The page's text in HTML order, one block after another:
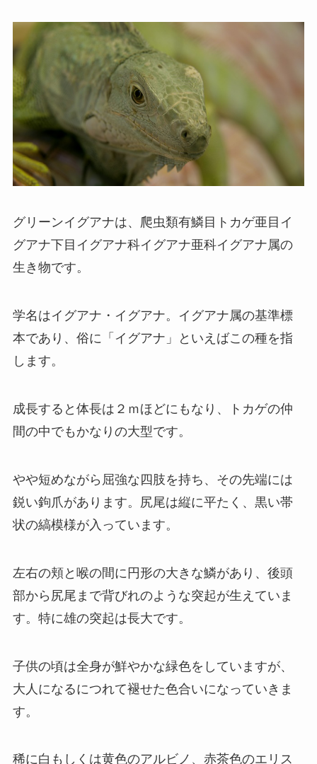
グリーンイグアナは、爬虫類有鱗目トカゲ亜目イ
グアナ下目イグアナ科イグアナ亜科イグアナ属の
生き物です。
学名はイグアナ・イグアナ。イグアナ属の基準標
本であり、俗に「イグアナ」といえばこの種を指
します。
成長すると体長は２ｍほどにもなり、トカゲの仲
間の中でもかなりの大型です。
やや短めながら屈強な四肢を持ち、その先端には
鋭い鉤爪があります。尻尾は縦に平たく、黒い帯
状の縞模様が入っています。
左右の頬と喉の間に円形の大きな鱗があり、後頭
部から尻尾まで背びれのような突起が生えていま
す。特に雄の突起は長大です。
子供の頃は全身が鮮やかな緑色をしていますが、
大人になるにつれて褪せた色合いになっていきま
す。
稀に白もしくは黄色のアルビノ、赤茶色のエリス